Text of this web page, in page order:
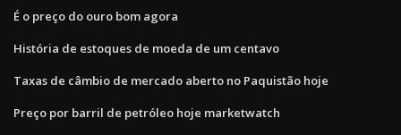
É o preço do ouro bom agora
História de estoques de moeda de um centavo
Taxas de câmbio de mercado aberto no Paquistão hoje
Preço por barril de petróleo hoje marketwatch